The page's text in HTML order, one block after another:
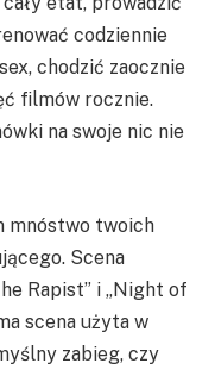
codziennie
chodzić zaocznie
filmów rocznie.
na swoje nic nie
mnóstwo twoich
Scena
Rapist” i „Night of
scena użyta w
zabieg, czy